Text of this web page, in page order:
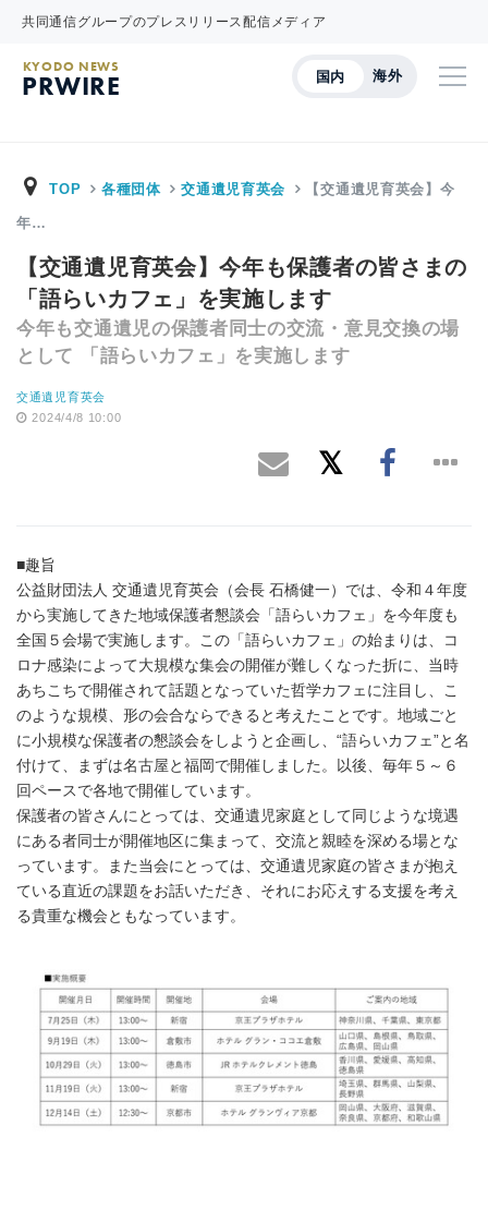
共同通信グループのプレスリリース配信メディア
国内 海外
KYODO NEWS
PRWIRE
TOP 各種団体 交通遺児育英会 【交通遺児育英会】今
年…
【交通遺児育英会】今年も保護者の皆さまの
「語らいカフェ」を実施します
今年も交通遺児の保護者同士の交流・意見交換の場
として 「語らいカフェ」を実施します
交通遺児育英会
2024/4/8 10:00
■趣旨
公益財団法人 交通遺児育英会（会長 石橋健一）では、令和４年度
から実施してきた地域保護者懇談会「語らいカフェ」を今年度も
全国５会場で実施します。この「語らいカフェ」の始まりは、コ
ロナ感染によって大規模な集会の開催が難しくなった折に、当時
あちこちで開催されて話題となっていた哲学カフェに注目し、こ
のような規模、形の会合ならできると考えたことです。地域ごと
に小規模な保護者の懇談会をしようと企画し、“語らいカフェ”と名
付けて、まずは名古屋と福岡で開催しました。以後、毎年５～６
回ペースで各地で開催しています。
保護者の皆さんにとっては、交通遺児家庭として同じような境遇
にある者同士が開催地区に集まって、交流と親睦を深める場とな
っています。また当会にとっては、交通遺児家庭の皆さまが抱え
ている直近の課題をお話いただき、それにお応えする支援を考え
る貴重な機会ともなっています。